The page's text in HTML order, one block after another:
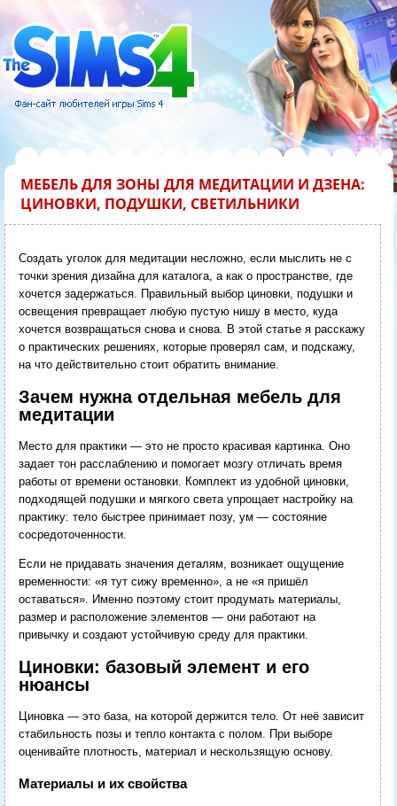
МЕБЕЛЬ ДЛЯ ЗОНЫ ДЛЯ МЕДИТАЦИИ И ДЗЕНА:
ЦИНОВКИ, ПОДУШКИ, СВЕТИЛЬНИКИ
Создать уголок для медитации несложно, если мыслить не с
точки зрения дизайна для каталога, а как о пространстве, где
хочется задержаться. Правильный выбор циновки, подушки и
освещения превращает любую пустую нишу в место, куда
хочется возвращаться снова и снова. В этой статье я расскажу
о практических решениях, которые проверял сам, и подскажу,
на что действительно стоит обратить внимание.
Зачем нужна отдельная мебель для
медитации
Место для практики — это не просто красивая картинка. Оно
задает тон расслаблению и помогает мозгу отличать время
работы от времени остановки. Комплект из удобной циновки,
подходящей подушки и мягкого света упрощает настройку на
практику: тело быстрее принимает позу, ум — состояние
сосредоточенности.
Если не придавать значения деталям, возникает ощущение
временности: «я тут сижу временно», а не «я пришёл
оставаться». Именно поэтому стоит продумать материалы,
размер и расположение элементов — они работают на
привычку и создают устойчивую среду для практики.
Циновки: базовый элемент и его
нюансы
Циновка — это база, на которой держится тело. От неё зависит
стабильность позы и тепло контакта с полом. При выборе
оценивайте плотность, материал и нескользящую основу.
Материалы и их свойства